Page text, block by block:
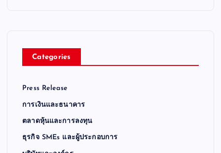
Categories
Press Release
การเงินและธนาคาร
ตลาดหุ้นและการลงทุน
ธุรกิจ SMEs และผู้ประกอบการ